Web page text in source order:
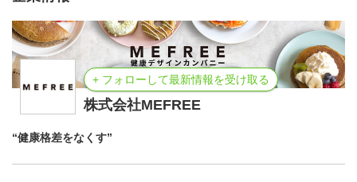
+ フォローして最新情報を受け取る
株式会社MEFREE
“健康格差をなくす”